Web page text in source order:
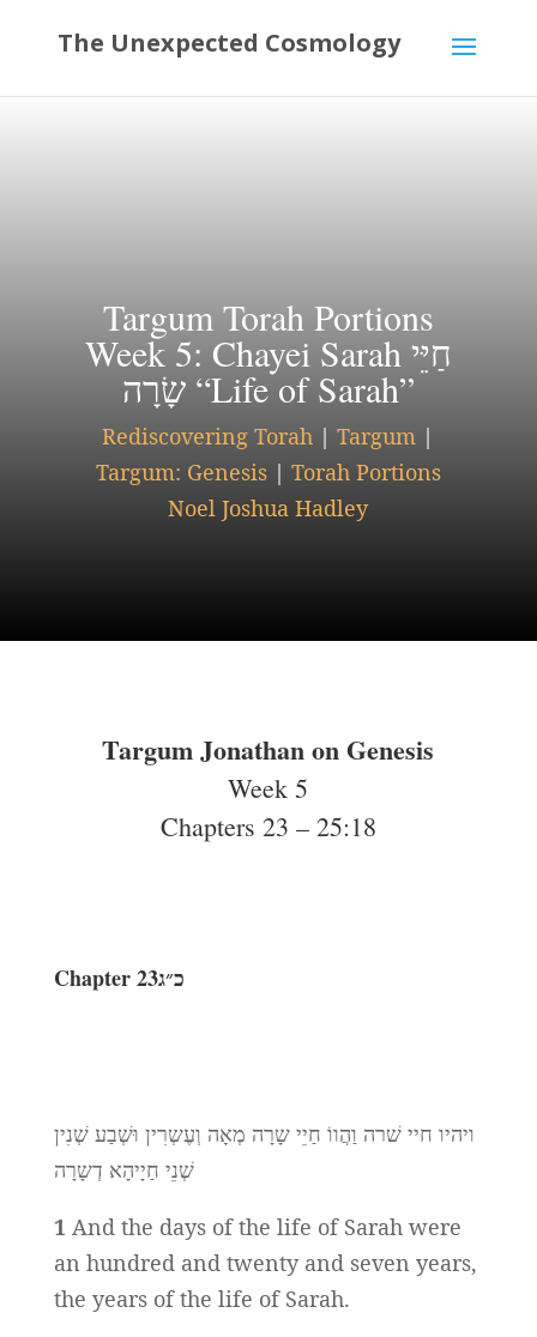
Targum Torah Portions
Week 5: Chayei Sarah חַיֵּי
שָׂרָה “Life of Sarah”
Rediscovering Torah |Targum |
Targum: Genesis| Torah Portions
Noel Joshua Hadley
Targum Jonathan on Genesis
Week 5
Chapters 23 – 25:18
Chapter 23כ״ג
ויהיו חיי שׁרה וַהֲווֹ חַיֵי שָרָה מְאָה וְעֶשְרִין וּשְׁבַע שְׁנִין
שְׁנֵי חַיָיהָא דְשָרָה
1 And the days of the life of Sarah were
an hundred and twenty and seven years,
the years of the life of Sarah.